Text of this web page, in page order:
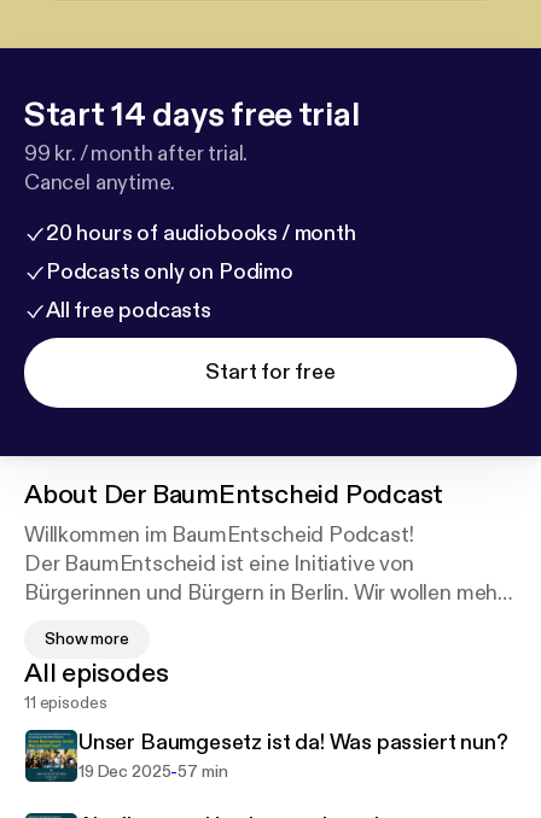
Start 14 days free trial
99 kr. / month after trial.
Cancel anytime.
20 hours of audiobooks / month
Podcasts only on Podimo
All free podcasts
Start for free
About Der BaumEntscheid Podcast
Willkommen im BaumEntscheid Podcast!
Der BaumEntscheid ist eine Initiative von
Bürgerinnen und Bürgern in Berlin. Wir wollen mehr
Stadt, die immer heißer wird. Damit wir auch
morgen noch gesund und sicher in Berlin leben! Wir
wollen auch eine schlaue Nutzung von
Regenwasser, denn das hilft uns bei Unwettern und
Starkregen.
Show more
All episodes
11 episodes
Unser Baumgesetz ist da! Was passiert nun?
19 Dec 2025-57 min